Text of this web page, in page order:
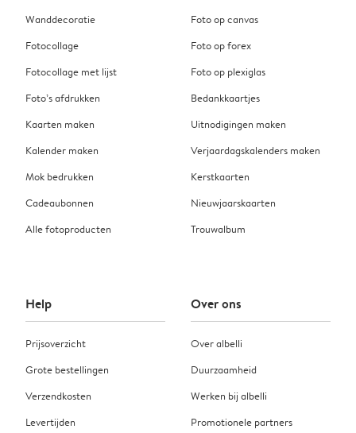
Wanddecoratie
Fotocollage
Fotocollage met lijst
Foto’s afdrukken
Kaarten maken
Kalender maken
Mok bedrukken
Cadeaubonnen
Alle fotoproducten
Foto op canvas
Foto op forex
Foto op plexiglas
Bedankkaartjes
Uitnodigingen maken
Verjaardagskalenders maken
Kerstkaarten
Nieuwjaarskaarten
Trouwalbum
Help
Prijsoverzicht
Grote bestellingen
Verzendkosten
Levertijden
Over ons
Over albelli
Duurzaamheid
Werken bij albelli
Promotionele partners